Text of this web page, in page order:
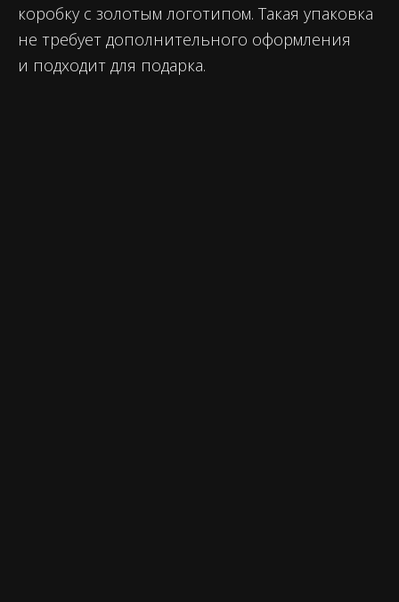
коробку с золотым логотипом. Такая упаковка
не требует дополнительного оформления
и подходит для подарка.